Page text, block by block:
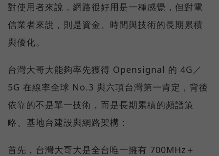
對使用者來說，網路很好用是一種感覺，但對電
信業者來說，則是資金、時間與技術的長期累積
與優化。
台灣大哥大能夠率先獲得 Opensignal 的 4G／
5G 在線率全球 No.3 與六項台灣第一肯定，背後
依靠的不是單一技術，而是長期累積的頻譜策
略、基地台建設與網路架構：
首先，台灣大哥大是全台唯一擁有 700MHz＋